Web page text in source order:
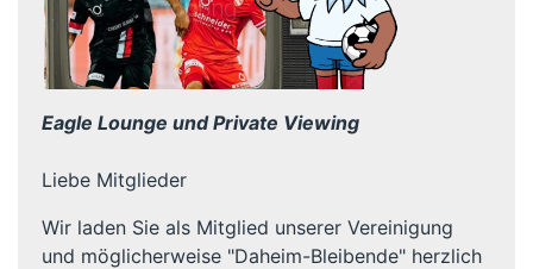
Eagle Lounge und Private Viewing
Liebe Mitglieder
Wir laden Sie als Mitglied unserer Vereinigung
und möglicherweise "Daheim-Bleibende" herzlich